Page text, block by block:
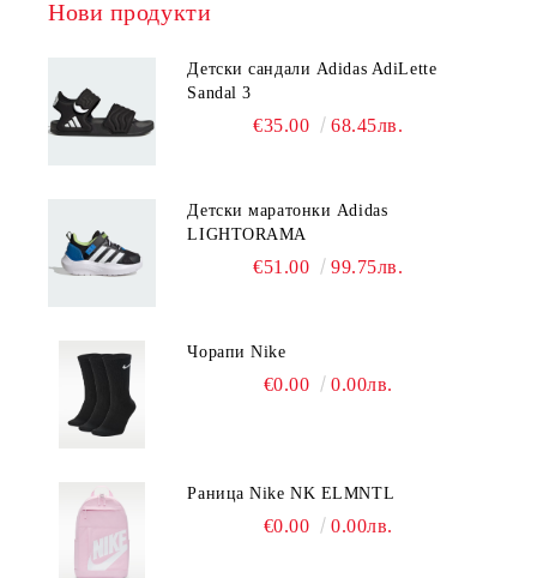
Нови продукти
Детски сандали Adidas AdiLette
Sandal 3
€35.00 68.45лв.
Детски маратонки Adidas
LIGHTORAMA
€51.00 99.75лв.
Чорапи Nike
€0.00 0.00лв.
Раница Nike NK ELMNTL
€0.00 0.00лв.